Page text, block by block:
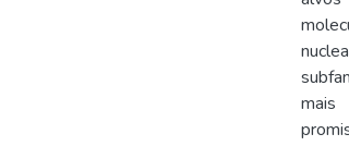
mais